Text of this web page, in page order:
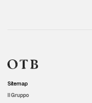
Sitemap
Il Gruppo